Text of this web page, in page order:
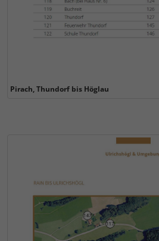
Pirach, Thundorf bis Höglau